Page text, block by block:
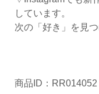
しています。
次の「好き」を見
商品ID：RR014052